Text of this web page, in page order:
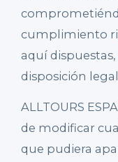
cumplimiento
aquí
disposición
ALLTOURS
de modificar
que pudiera